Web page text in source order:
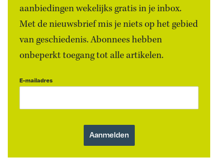
aanbiedingen wekelijks gratis in je inbox.
Met de nieuwsbrief mis je niets op het gebied
van geschiedenis. Abonnees hebben
onbeperkt toegang tot alle artikelen.
E-mailadres